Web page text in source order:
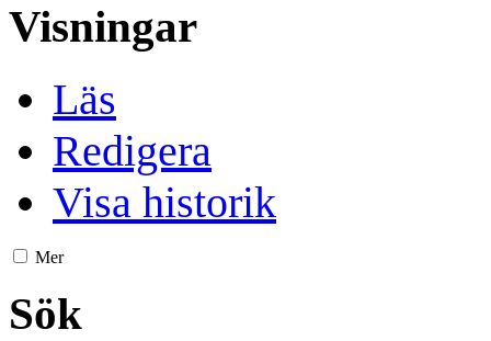
Visningar
Läs
Redigera
Visa historik
Mer
Sök